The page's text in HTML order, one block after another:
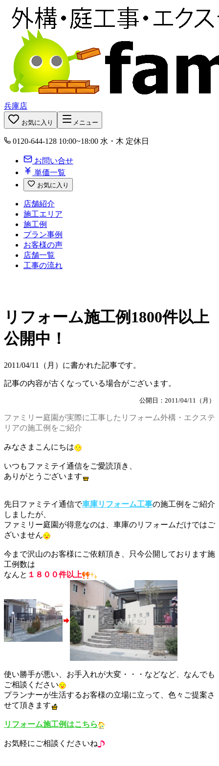
兵庫店
お気に入り メニュー
0120-644-128 10:00~18:00 水・木 定休日
お問い合せ
単価一覧
お気に入り
店舗紹介
施工エリア
施工例
プラン事例
お客様の声
店舗一覧
工事の流れ
リフォーム施工例1800件以上
公開中！
2011/04/11（月）に書かれた記事です。
記事の内容が古くなっている場合がございます。
公開日：2011/04/11（月）
ファミリー庭園が実際に工事したリフォーム外構・エクステ
リアの施工例をご紹介
みなさまこんにちは
いつもファミテイ通信をご愛読頂き、
ありがとうございます
先日ファミテイ通信で車庫リフォーム工事の施工例をご紹介
しましたが、
ファミリー庭園が得意なのは、車庫のリフォームだけではご
ざいません
今まで沢山のお客様にご依頼頂き、只今公開しております施
工例数は
なんと １８００件以上
使い勝手が悪い、お手入れが大変・・・などなど、なんでも
ご相談ください
プランナーが生活するお客様の立場に立って、色々ご提案さ
せて頂きます
リフォーム施工例はこちら
お気軽にご相談くださいね